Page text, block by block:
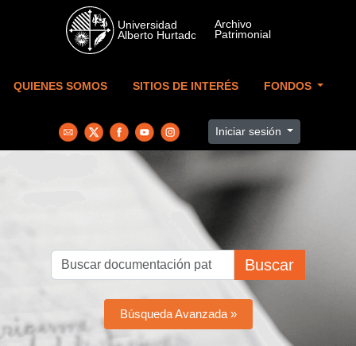
Skip to main content
QUIENES SOMOS SITIOS DE INTERÉS FONDOS
Iniciar sesión
Buscar
Búsqueda Avanzada »